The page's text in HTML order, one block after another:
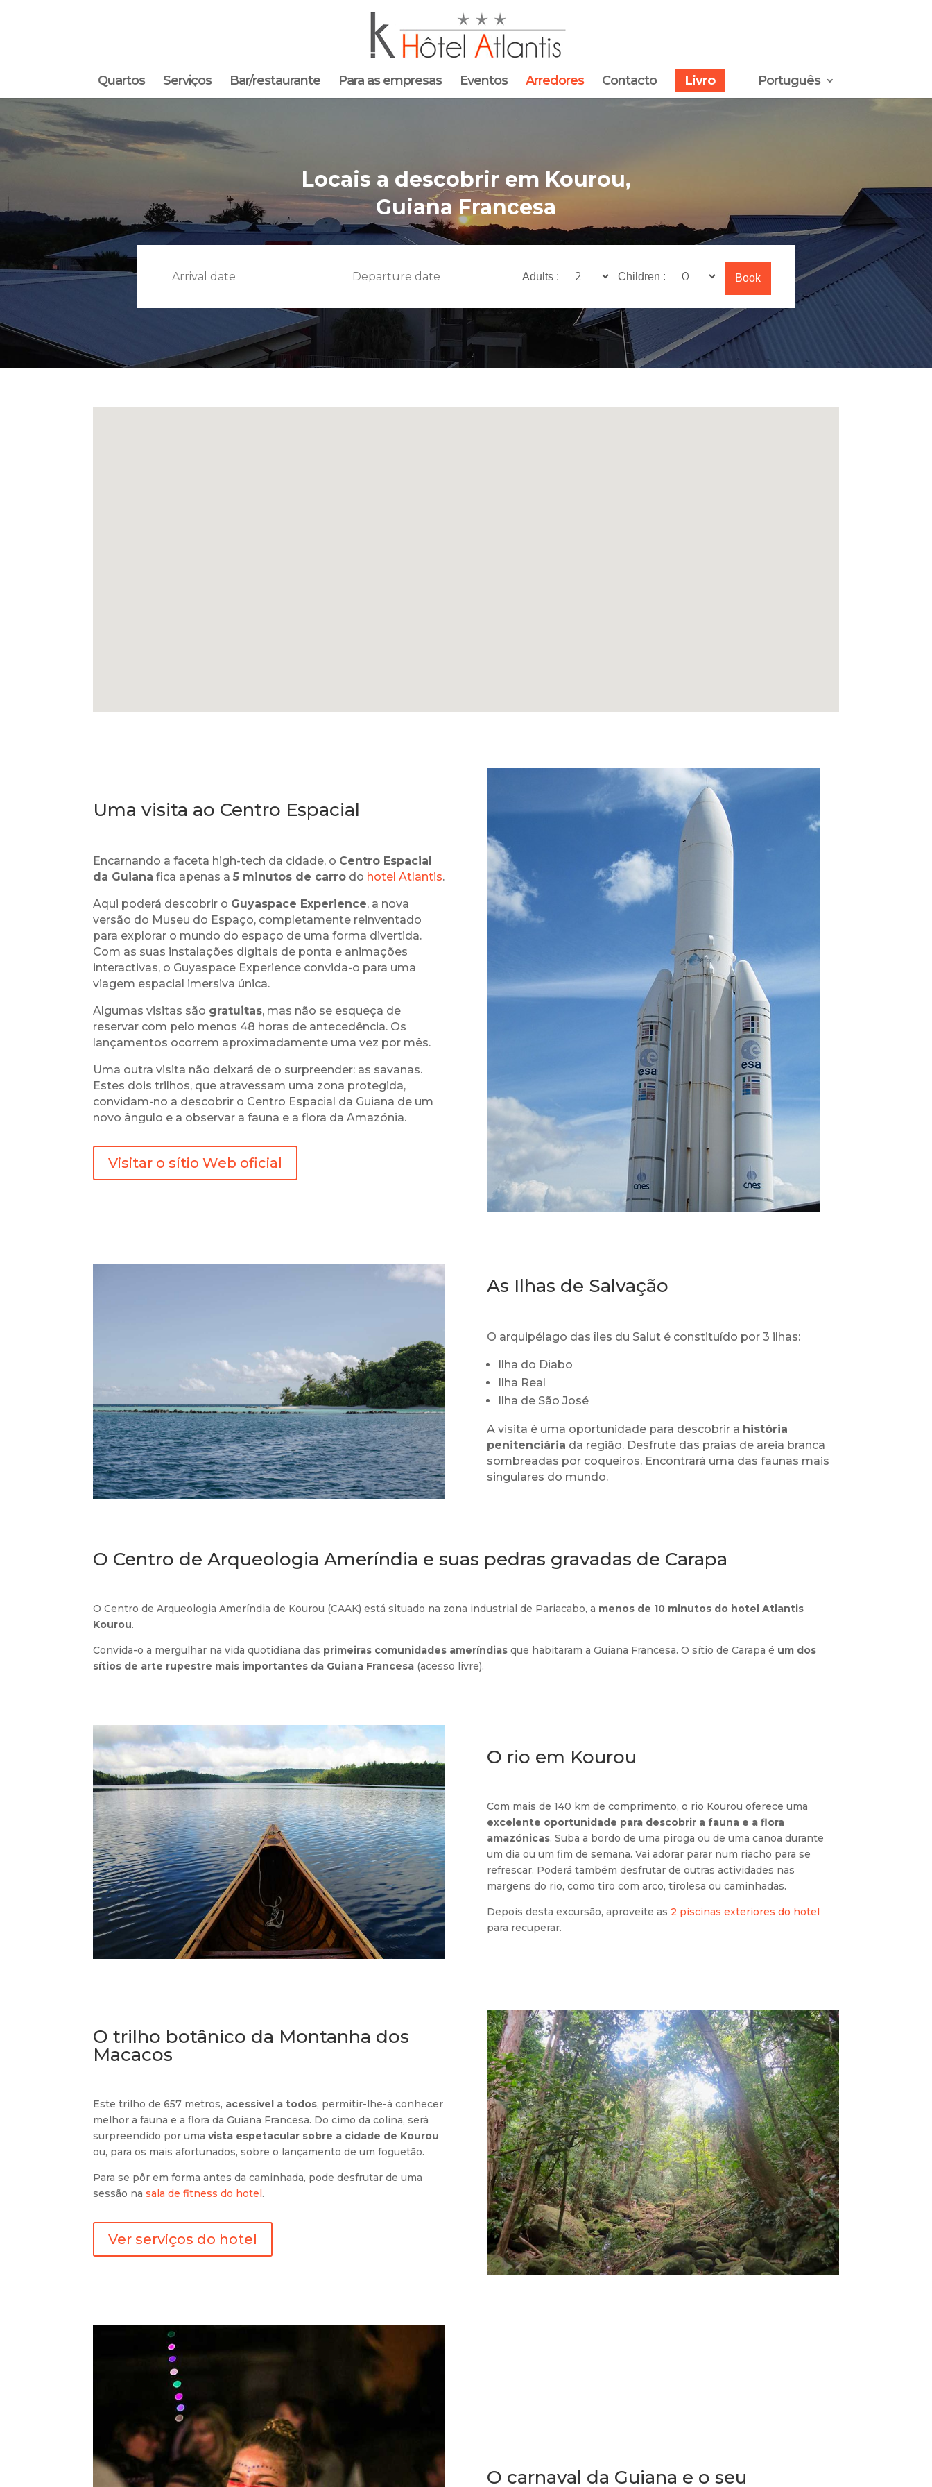
Quartos Serviços Bar/restaurante Para as empresas Eventos Arredores Contacto Livro Português
Locais a descobrir em Kourou,
Guiana Francesa
Adults : Children :
Uma visita ao Centro Espacial
Encarnando a faceta high-tech da cidade, o Centro Espacial
da Guiana fica apenas a5 minutos de carro do hotel Atlantis.
Aqui poderá descobrir o Guyaspace Experience, a nova
versão do Museu do Espaço, completamente reinventado
para explorar o mundo do espaço de uma forma divertida.
Com as suas instalações digitais de ponta e animações
interactivas, o Guyaspace Experience convida-o para uma
viagem espacial imersiva única.
Algumas visitas são gratuitas, mas não se esqueça de
reservar com pelo menos 48 horas de antecedência. Os
lançamentos ocorrem aproximadamente uma vez por mês.
Uma outra visita não deixará de o surpreender: as savanas.
Estes dois trilhos, que atravessam uma zona protegida,
convidam-no a descobrir o Centro Espacial da Guiana de um
novo ângulo e a observar a fauna e a flora da Amazónia.
Visitar o sítio Web oficial
As Ilhas de Salvação
O arquipélago das îles du Salut é constituído por 3 ilhas:
Ilha do Diabo
Ilha Real
Ilha de São José
A visita é uma oportunidade para descobrir a história
penitenciária da região. Desfrute das praias de areia branca
sombreadas por coqueiros. Encontrará uma das faunas mais
singulares do mundo.
O Centro de Arqueologia Ameríndia e suas pedras gravadas de Carapa
O Centro de Arqueologia Ameríndia de Kourou (CAAK) está situado na zona industrial de Pariacabo, a menos de 10 minutos do hotel Atlantis
Kourou.
Convida-o a mergulhar na vida quotidiana das primeiras comunidades ameríndias que habitaram a Guiana Francesa. O sítio de Carapa é um dos
sítios de arte rupestre mais importantes da Guiana Francesa (acesso livre).
O rio em Kourou
Com mais de 140 km de comprimento, o rio Kourou oferece uma
excelente oportunidade para descobrir a fauna e a flora
amazónicas. Suba a bordo de uma piroga ou de uma canoa durante
um dia ou um fim de semana. Vai adorar parar num riacho para se
refrescar. Poderá também desfrutar de outras actividades nas
margens do rio, como tiro com arco, tirolesa ou caminhadas.
Depois desta excursão, aproveite as 2 piscinas exteriores do hotel
para recuperar.
O trilho botânico da Montanha dos
Macacos
Este trilho de 657 metros, acessível a todos, permitir-lhe-á conhecer
melhor a fauna e a flora da Guiana Francesa. Do cimo da colina, será
surpreendido por umavista espetacular sobre a cidade de Kourou
ou, para os mais afortunados, sobre o lançamento de um foguetão.
Para se pôr em forma antes da caminhada, pode desfrutar de uma
sessão nasala de fitness do hotel.
Ver serviços do hotel
O carnaval da Guiana e o seu